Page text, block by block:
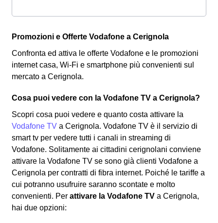
Promozioni e Offerte Vodafone a Cerignola
Confronta ed attiva le offerte Vodafone e le promozioni
internet casa, Wi-Fi e smartphone più convenienti sul
mercato a Cerignola.
Cosa puoi vedere con la Vodafone TV a Cerignola?
Scopri cosa puoi vedere e quanto costa attivare la
Vodafone TV a Cerignola. Vodafone TV è il servizio di
smart tv per vedere tutti i canali in streaming di
Vodafone. Solitamente ai cittadini cerignolani conviene
attivare la Vodafone TV se sono già clienti Vodafone a
Cerignola per contratti di fibra internet. Poiché le tariffe a
cui potranno usufruire saranno scontate e molto
convenienti. Per attivare la Vodafone TV a Cerignola,
hai due opzioni: